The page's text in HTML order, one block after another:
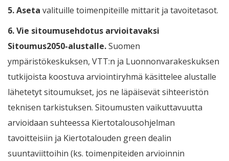
5.Aseta valituille toimenpiteille mittarit ja tavoitetasot.
6.Vie sitoumusehdotus arvioitavaksi
Sitoumus2050-alustalle.Suomen
ympäristökeskuksen, VTT:n ja Luonnonvarakeskuksen
tutkijoista koostuva arviointiryhmä käsittelee alustalle
lähetetyt sitoumukset, jos ne läpäisevät sihteeristön
teknisen tarkistuksen. Sitoumusten vaikuttavuutta
arvioidaan suhteessa Kiertotalousohjelman
tavoitteisiin ja Kiertotalouden green dealin
suuntaviittoihin (ks. toimenpiteiden arvioinnin